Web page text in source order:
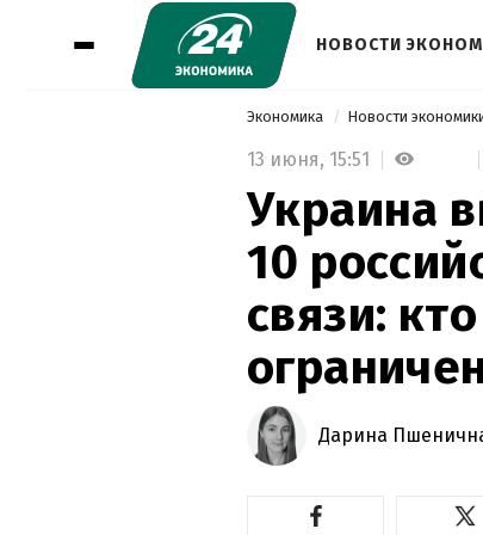
НОВОСТИ
Экономика Новости
13 июня, 15:51
Украина
10
связи:
Дарина